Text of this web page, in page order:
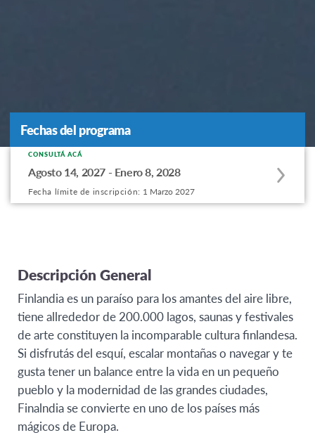
Fechas del programa
Fechas del programa
Apply
to
this
CONSULTÁ ACÁ
Agosto 14, 2027 - Enero 8, 2028
Fecha límite de inscripción: 1 Marzo 2027
Descripción General
Finlandia es un paraíso para los amantes del aire libre,
tiene allrededor de 200.000 lagos, saunas y festivales
de arte constituyen la incomparable cultura finlandesa.
Si disfrutás del esquí, escalar montañas o navegar y te
gusta tener un balance entre la vida en un pequeño
pueblo y la modernidad de las grandes ciudades,
Finalndia se convierte en uno de los países más
mágicos de Europa.